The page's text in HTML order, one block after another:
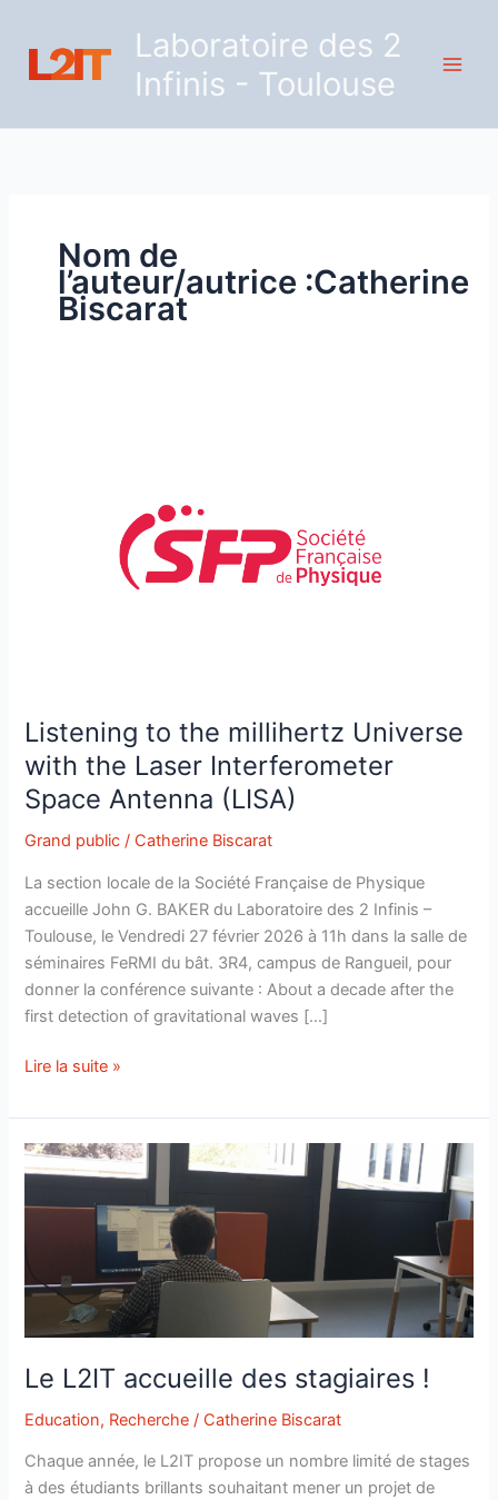
contenu
Laboratoire des 2
Infinis - Toulouse
Nom de
l’auteur/autrice :Catherine
Biscarat
Listening to the millihertz Universe
with the Laser Interferometer
Space Antenna (LISA)
Grand public / Catherine Biscarat
La section locale de la Société Française de Physique
accueille John G. BAKER du Laboratoire des 2 Infinis –
Toulouse, le Vendredi 27 février 2026 à 11h dans la salle de
séminaires FeRMI du bât. 3R4, campus de Rangueil, pour
donner la conférence suivante : About a decade after the
first detection of gravitational waves […]
Listening
the
millihertz
Universe
Interferometer
Space
Antenna
Lire la suite »
Le L2IT accueille des stagiaires !
Education, Recherche / Catherine Biscarat
Chaque année, le L2IT propose un nombre limité de stages
à des étudiants brillants souhaitant mener un projet de